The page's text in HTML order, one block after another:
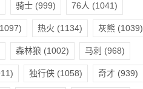
骑士(999) 76人 (1041)
热火 (1134) 灰熊(1039)
森林狼 (1002) 马刺 (968)
独行侠(1058) 奇才 (939)